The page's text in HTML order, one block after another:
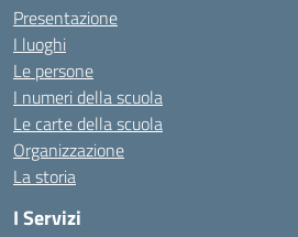
Presentazione
I luoghi
Le persone
I numeri della scuola
Le carte della scuola
Organizzazione
La storia
I Servizi